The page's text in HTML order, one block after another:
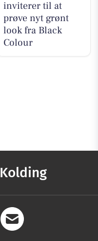
inviterer til at
prøve nyt grønt
look fra Black
Colour
Kolding